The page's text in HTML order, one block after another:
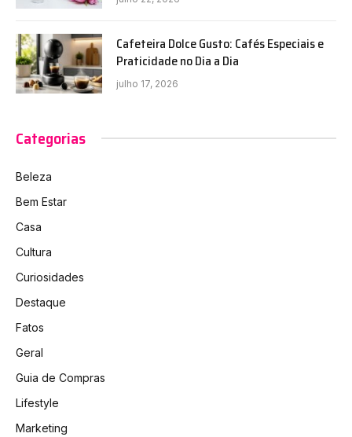
Cafeteira Dolce Gusto: Cafés Especiais e
Praticidade no Dia a Dia
julho 17, 2026
Categorias
Beleza
Bem Estar
Casa
Cultura
Curiosidades
Destaque
Fatos
Geral
Guia de Compras
Lifestyle
Marketing